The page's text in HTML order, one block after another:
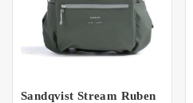
Sandqvist Stream Ruben